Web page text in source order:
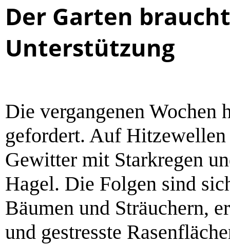
Der Garten
Unterstützung
Die vergangenen Wochen
gefordert. Auf
Gewitter mit Starkregen
Hagel. Die Folgen sind
Bäumen und Sträuchern,
und gestresste